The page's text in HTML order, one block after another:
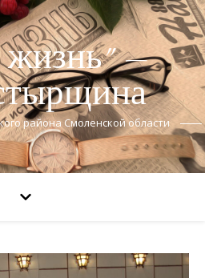
—
района Смоленской области